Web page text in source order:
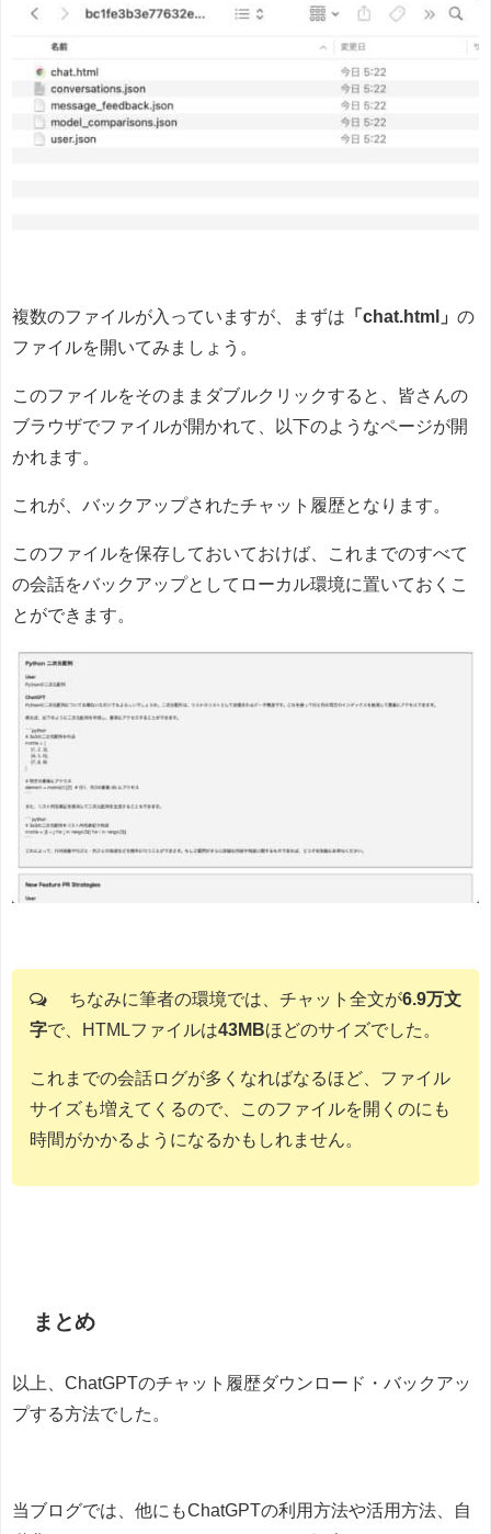
複数のファイルが入っていますが、まずは 「chat.html」 の
ファイルを開いてみましょう。
このファイルをそのままダブルクリックすると、皆さんの
ブラウザでファイルが開かれて、以下のようなページが開
かれます。
これが、バックアップされたチャット履歴となります。
このファイルを保存しておいておけば、これまでのすべて
の会話をバックアップとしてローカル環境に置いておくこ
とができます。
ちなみに筆者の環境では、チャット全文が6.9万文
字で、HTMLファイルは43MBほどのサイズでした。
これまでの会話ログが多くなればなるほど、ファイル
サイズも増えてくるので、このファイルを開くのにも
時間がかかるようになるかもしれません。
まとめ
以上、ChatGPTのチャット履歴ダウンロード・バックアッ
プする方法でした。
当ブログでは、他にもChatGPTの利用方法や活用方法、自